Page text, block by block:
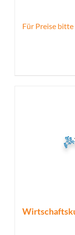
Für Preise